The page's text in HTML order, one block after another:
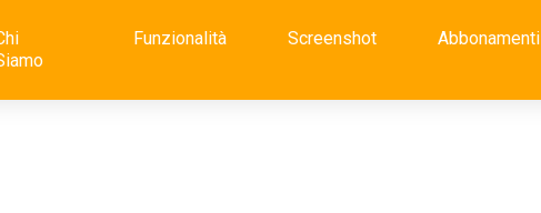
Funzionalità Screenshot Abbonamenti